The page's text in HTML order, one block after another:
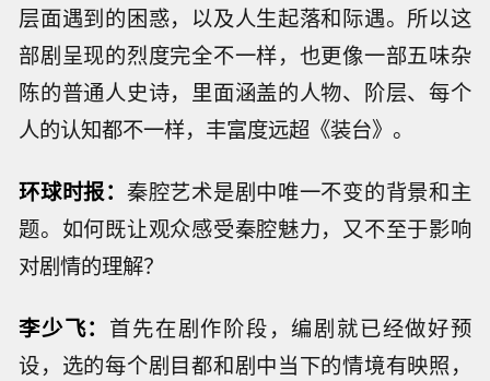
层面遇到的困惑，以及人生起落和际遇。所以这
部剧呈现的烈度完全不一样，也更像一部五味杂
陈的普通人史诗，里面涵盖的人物、阶层、每个
人的认知都不一样，丰富度远超《装台》。
环球时报： 秦腔艺术是剧中唯一不变的背景和主
题。如何既让观众感受秦腔魅力，又不至于影响
对剧情的理解？
李少飞： 首先在剧作阶段，编剧就已经做好预
设，选的每个剧目都和剧中当下的情境有映照，